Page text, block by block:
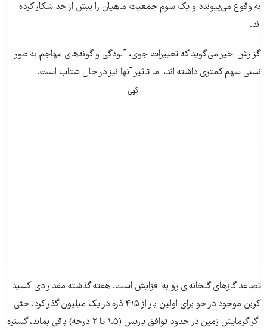
به وقوع می‌پیوندد و یک سوم جمعیت ماهیان را بیش از حد شکار کرده
اند.
گزارش اخیر می‌گوید که تغییرات جوی، آلودگی و گونه‌های مهاجم به طور
نسبی سهم کمتری داشته اند، اما تاثیر آنها نیز در حال شتاب است.
آگهی
تصاعد گازهای گلخانه‌ای رو به افزایش است. هفته گذشته مقدار دی‌اکسید
کربن موجود در جو برای اولین بار از ۴۱۵ ذره در یک میلیون گذر کرد. حتی
اگر گرمایش زمین در حدود توافق پاریس (۱.۵ تا ۲ درجه) باقی بماند، گستره